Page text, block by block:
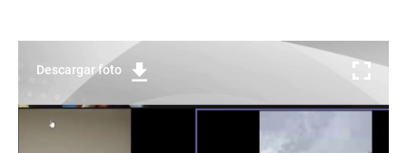
Descargar foto